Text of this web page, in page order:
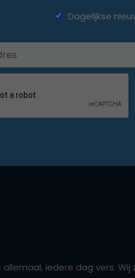
Dagelijkse
iedere dag vers. Wij